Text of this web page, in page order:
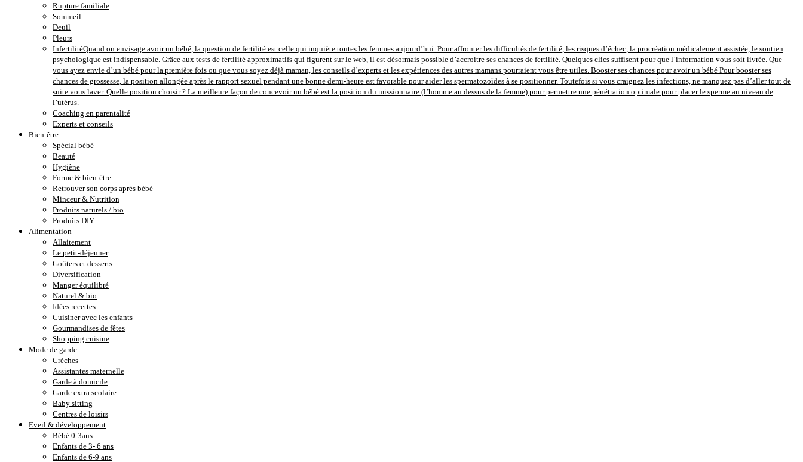
Rupture familiale
Sommeil
Deuil
Pleurs
InfertilitéQuand on envisage avoir un bébé, la question de fertilité est celle qui inquiète toutes les femmes aujourd’hui. Pour affronter les difficultés de fertilité, les risques d’échec, la procréation médicalement assistée, le soutien
psychologique est indispensable. Grâce aux tests de fertilité approximatifs qui figurent sur le web, il est désormais possible d’accroitre ses chances de fertilité. Quelques clics suffisent pour que l’information vous soit livrée. Que
vous ayez envie d’un bébé pour la première fois ou que vous soyez déjà maman, les conseils d’experts et les expériences des autres mamans pourraient vous être utiles. Booster ses chances pour avoir un bébé Pour booster ses
chances de grossesse, la position allongée après le rapport sexuel pendant une bonne demi-heure est favorable pour aider les spermatozoïdes à se positionner. Toutefois si vous craignez les infections, ne manquez pas d’aller tout de
suite vous laver. Quelle position choisir ? La meilleure façon de concevoir un bébé est la position du missionnaire (l’homme au dessus de la femme) pour permettre une pénétration optimale pour placer le sperme au niveau de
l’utérus.
Coaching en parentalité
Experts et conseils
Bien-être
Spécial bébé
Beauté
Hygiène
Forme & bien-être
Retrouver son corps après bébé
Minceur & Nutrition
Produits naturels / bio
Produits DIY
Alimentation
Allaitement
Le petit-déjeuner
Goûters et desserts
Diversification
Manger équilibré
Naturel & bio
Idées recettes
Cuisiner avec les enfants
Gourmandises de fêtes
Shopping cuisine
Mode de garde
Crèches
Assistantes maternelle
Garde à domicile
Garde extra scolaire
Baby sitting
Centres de loisirs
Eveil & développement
Bébé 0-3ans
Enfants de 3- 6 ans
Enfants de 6-9 ans